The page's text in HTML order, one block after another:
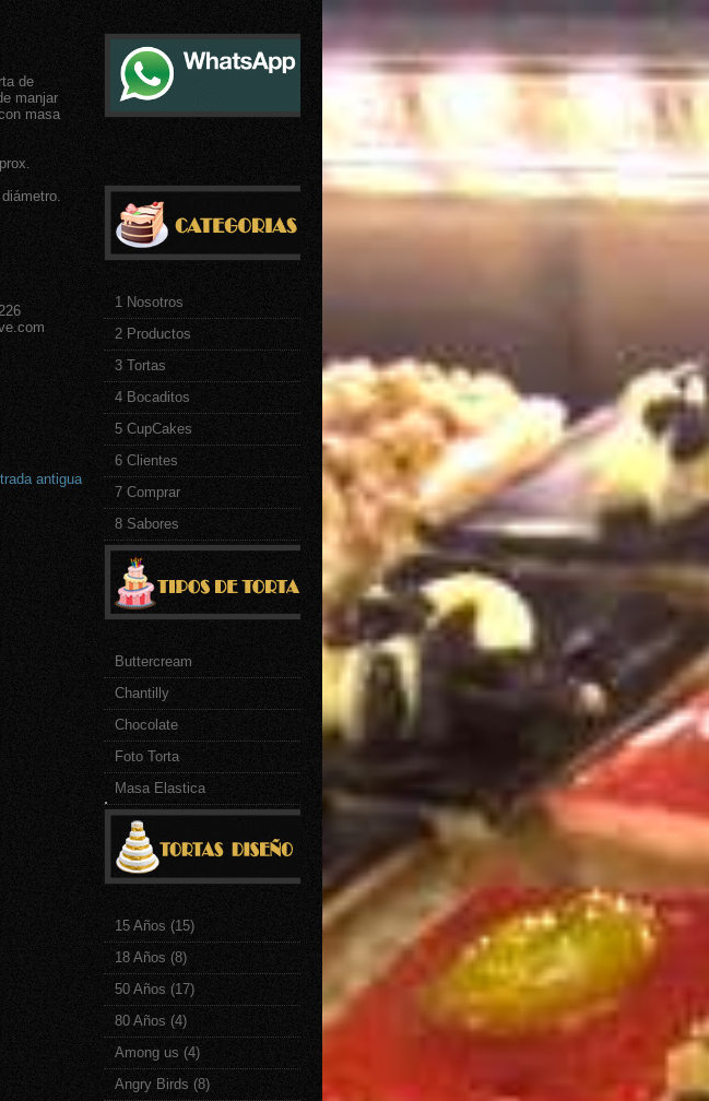
de
manjar
masa
antigua
1 Nosotros
2 Productos
3 Tortas
4 Bocaditos
5 CupCakes
6 Clientes
7 Comprar
8 Sabores
Buttercream
Chantilly
Chocolate
Foto Torta
Masa Elastica
.
15 Años (15)
18 Años (8)
50 Años (17)
80 Años (4)
Among us (4)
Angry Birds (8)